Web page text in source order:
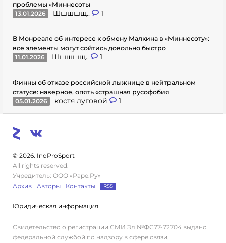
проблемы «Миннесоты
13.01.2026
Шшшшщ.. 1
В Монреале об интересе к обмену Малкина в «Миннесоту»:
все элементы могут сойтись довольно быстро
11.01.2026
Шшшшщ.. 1
Финны об отказе российской лыжнице в нейтральном
статусе: наверное, опять «страшная русофобия
05.01.2026
костя луговой 1
© 2026. InoProSport
All rights reserved.
Учредитель: ООО «Раре.Ру»
Архив
Авторы Контакты RSS
Юридическая информация
Свидетельство о регистрации СМИ Эл №ФС77-72704 выдано
федеральной службой по надзору в сфере связи,